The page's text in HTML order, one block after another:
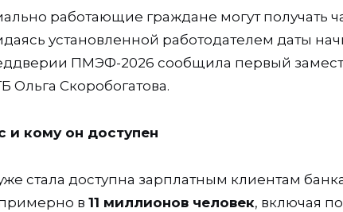
работающие граждане могут получать
установленной работодателем даты
ПМЭФ-2026 сообщила первый
Ольга Скоробогатова.
и кому он доступен
стала доступна зарплатным клиентам
в 11 миллионов человек, включая